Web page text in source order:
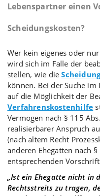
Lebenspartner einen
Scheidungskosten?
Wer kein eigenes oder
wird sich im Falle der
stellen, wie die
können. Bei der Suche
auf die Möglichkeit der
Verfahrenskostenhilfe
Vermögen nach § 115
realisierbarer Anspruch
(nach altem Recht
anderen Ehegatten nach
entsprechenden
„Ist ein Ehegatte nicht in
Rechtsstreits zu tragen,